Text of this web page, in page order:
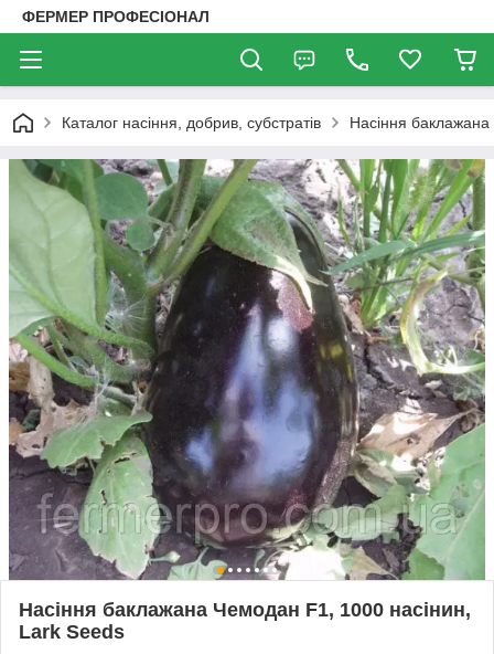
ФЕРМЕР ПРОФЕСІОНАЛ
Каталог насіння, добрив, субстратів Насіння баклажана
Насіння баклажана Чемодан F1, 1000 насінин,
Lark Seeds